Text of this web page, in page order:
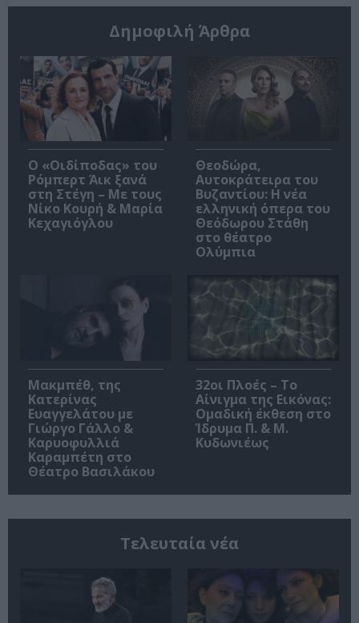
Δημοφιλή Άρθρα
O «Οιδίποδας» του
Ρόμπερτ Άικ ξανά
στη Στέγη – Με τους
Νίκο Κουρή & Μαρία
Κεχαγιόγλου
Θεοδώρα,
Αυτοκράτειρα του
Βυζαντίου: Η νέα
ελληνική όπερα του
Θεόδωρου Στάθη
στο θέατρο
Ολύμπια
Μακμπέθ, της
Κατερίνας
Ευαγγελάτου με
Γιώργο Γάλλο &
Καρυοφυλλιά
Καραμπέτη στο
Θέατρο Βασιλάκου
32οι Πλοές – Το
Αίνιγμα της Εικόνας:
Ομαδική έκθεση στο
Ίδρυμα Π. & Μ.
Κυδωνιέως
Τελευταία νέα